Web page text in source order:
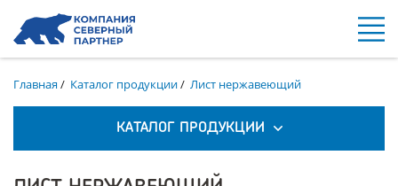
Главная/ Каталог продукции/ Лист нержавеющий
КАТАЛОГ ПРОДУКЦИИ